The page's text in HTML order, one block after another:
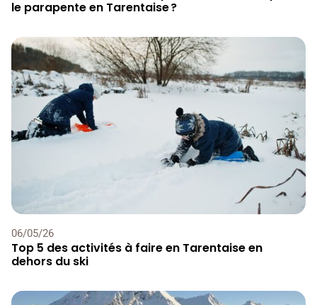
le parapente en Tarentaise ?
06/05/26
Top 5 des activités à faire en Tarentaise en
dehors du ski